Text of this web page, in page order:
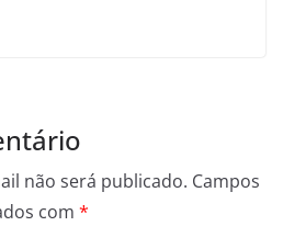
não será publicado. Campos
com *